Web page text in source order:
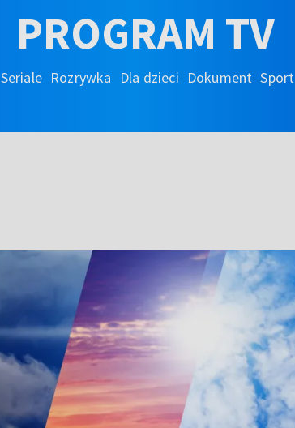
PROGRAM TV
Seriale Rozrywka Dla dzieci Dokument Sport